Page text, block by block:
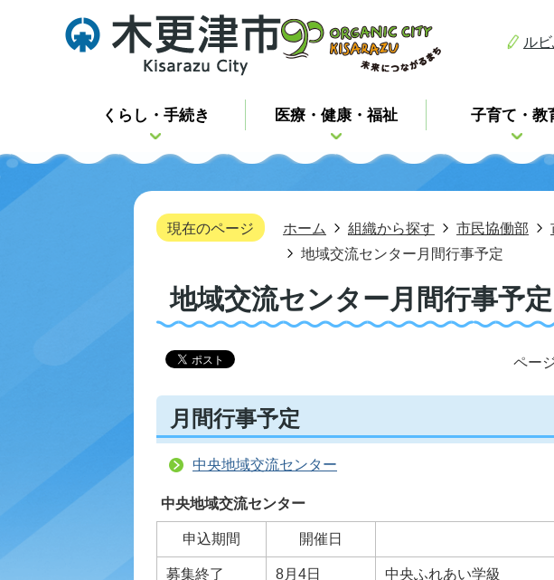
ル
くらし・手続き 医療・健康・福祉 子育て・教
現在のページ ホーム 組織から探す 市民協働部
地域交流センター月間行事予定
地域交流センター月間行事予定
ペー
月間行事予定
中央地域交流センター
中央地域交流センター
申込期間 開催日
募集終了 8月4日 中央ふれあい学級